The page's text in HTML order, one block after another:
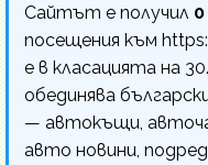
Сайтът е получил 0
посещения към
е в класацията на
обединява
— автокъщи,
авто новини,